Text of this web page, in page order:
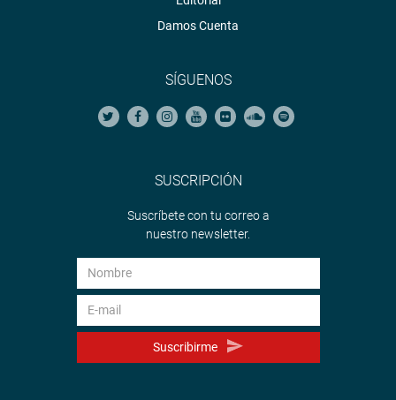
Damos Cuenta
SÍGUENOS
SUSCRIPCIÓN
Suscríbete con tu correo a
nuestro newsletter.
Suscribirme